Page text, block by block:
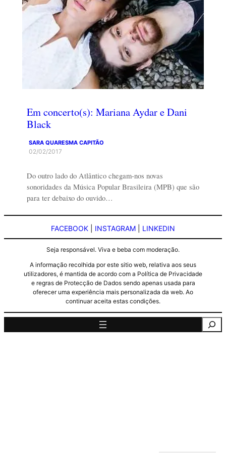
Em concerto(s): Mariana Aydar e Dani
Black
SARA QUARESMA CAPITÃO
02/02/2017
Do outro lado do Atlântico chegam-nos novas
sonoridades da Música Popular Brasileira (MPB) que são
para ter debaixo do ouvido…
FACEBOOK INSTAGRAM LINKEDIN
Seja responsável. Viva e beba com moderação.
A informação recolhida por este sitio web, relativa aos seus
utilizadores, é mantida de acordo com a Política de Privacidade
e regras de Protecção de Dados sendo apenas usada para
oferecer uma experiência mais personalizada da web. Ao
continuar aceita estas condições.